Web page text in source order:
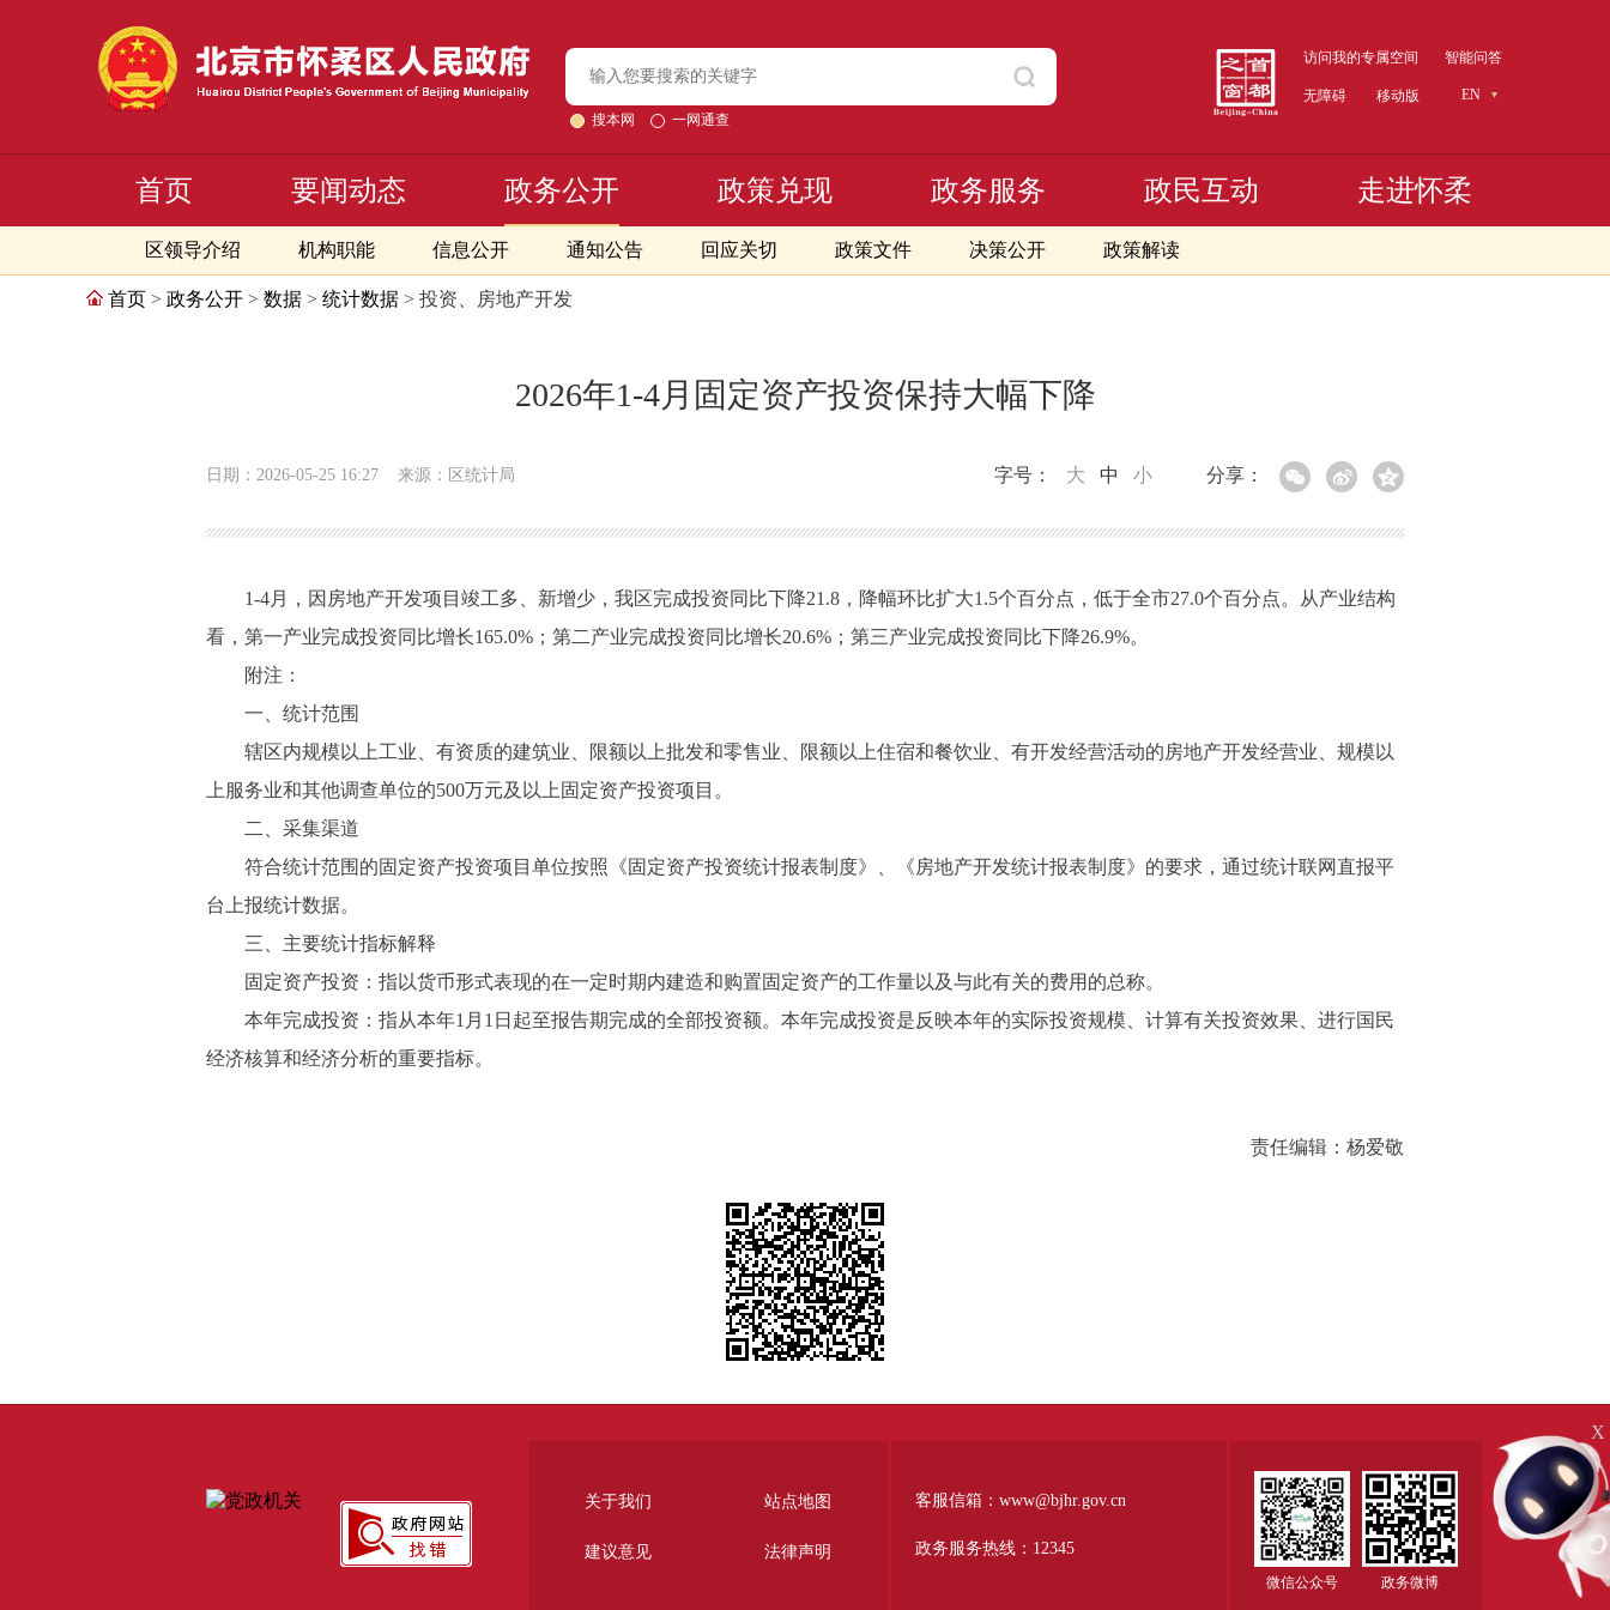
搜本网 一网通查
访问我的专属空间 智能问答
无障碍 移动版 EN
首页 要闻动态 政务公开
区领导介绍 机构职能 信息公开 通知公告 回应关切 政策文件 决策公开 政策解读
政策兑现 政务服务 政民互动 走进怀柔
首页 > 政务公开 > 数据 > 统计数据 > 投资、房地产开发
2026年1-4月固定资产投资保持大幅下降
日期：2026-05-25 16:27 来源：区统计局 分享：
字号： 大 中 小
1-4月，因房地产开发项目竣工多、新增少，我区完成投资同比下降21.8，降幅环比扩大1.5个百分点，低于全市27.0个百分点。从产业结构
看，第一产业完成投资同比增长165.0%；第二产业完成投资同比增长20.6%；第三产业完成投资同比下降26.9%。
附注：
一、统计范围
辖区内规模以上工业、有资质的建筑业、限额以上批发和零售业、限额以上住宿和餐饮业、有开发经营活动的房地产开发经营业、规模以
上服务业和其他调查单位的500万元及以上固定资产投资项目。
二、采集渠道
符合统计范围的固定资产投资项目单位按照《固定资产投资统计报表制度》、《房地产开发统计报表制度》的要求，通过统计联网直报平
台上报统计数据。
三、主要统计指标解释
固定资产投资：指以货币形式表现的在一定时期内建造和购置固定资产的工作量以及与此有关的费用的总称。
本年完成投资：指从本年1月1日起至报告期完成的全部投资额。本年完成投资是反映本年的实际投资规模、计算有关投资效果、进行国民
经济核算和经济分析的重要指标。
责任编辑：杨爱敬
关于我们 站点地图
建议意见 法律声明
客服信箱：www@bjhr.gov.cn
政务服务热线：12345
微信公众号 政务微博
X